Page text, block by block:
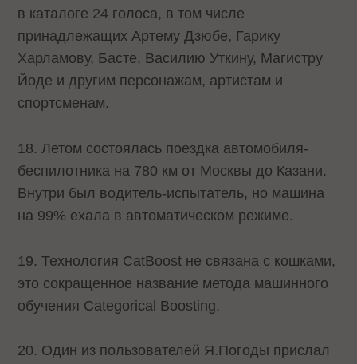
в каталоге 24 голоса, в том числе
принадлежащих Артему Дзюбе, Гарику
Харламову, Басте, Василию Уткину, Магистру
Йоде и другим персонажам, артистам и
спортсменам.
18. Летом состоялась поездка автомобиля-
беспилотника на 780 км от Москвы до Казани.
Внутри был водитель-испытатель, но машина
на 99% ехала в автоматическом режиме.
19. Технология CatBoost не связана с кошками,
это сокращенное название метода машинного
обучения Categorical Boosting.
20. Один из пользователей Я.Погоды прислал